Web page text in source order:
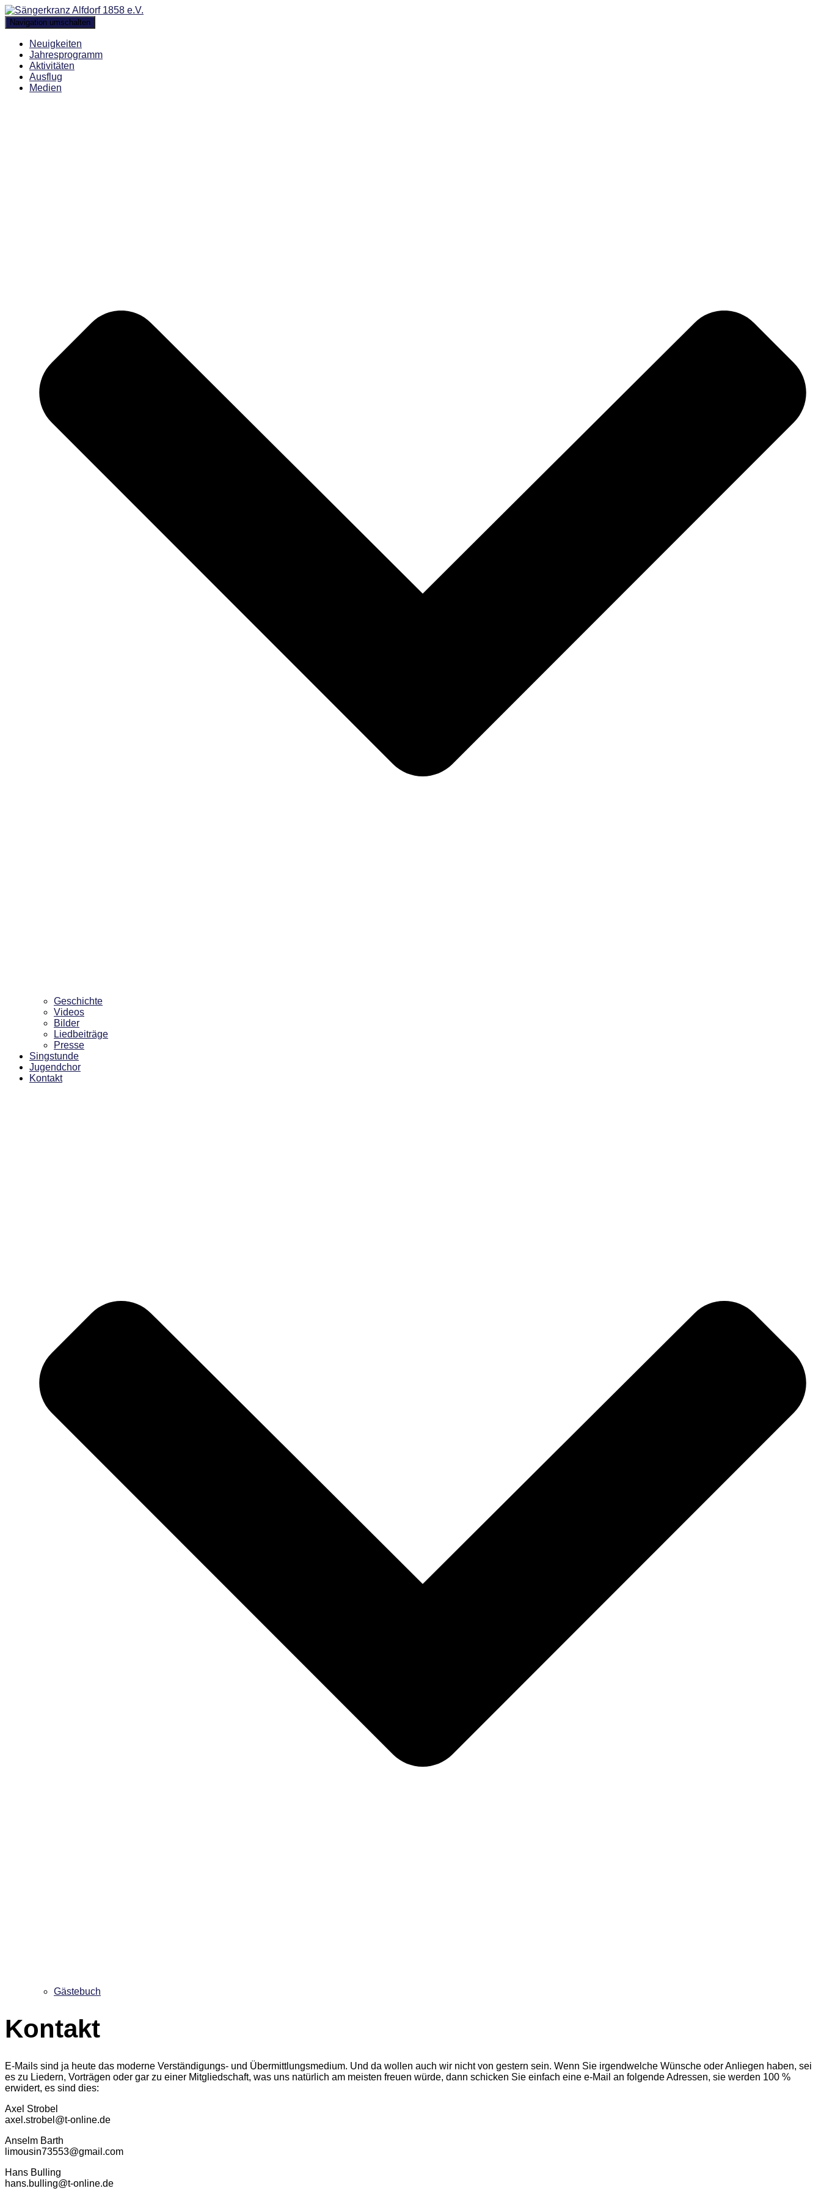
Navigation umschalten
Neuigkeiten
Jahresprogramm
Aktivitäten
Ausflug
Medien
Geschichte
Videos
Bilder
Liedbeiträge
Presse
Singstunde
Jugendchor
Kontakt
Gästebuch
Kontakt
E-Mails sind ja heute das moderne Verständigungs- und Übermittlungsmedium. Und da wollen auch wir nicht von gestern sein. Wenn Sie irgendwelche Wünsche oder Anliegen haben, sei
es zu Liedern, Vorträgen oder gar zu einer Mitgliedschaft, was uns natürlich am meisten freuen würde, dann schicken Sie einfach eine e-Mail an folgende Adressen, sie werden 100 %
erwidert, es sind dies:
Axel Strobe
axel.strobel@t-online.de
Anselm Barth
limousin73553@gmail.com
Hans Bulling
hans.bulling@t-online.de